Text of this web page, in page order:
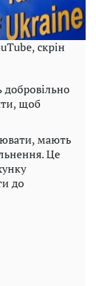
скрін
щоб
мають
Це
до